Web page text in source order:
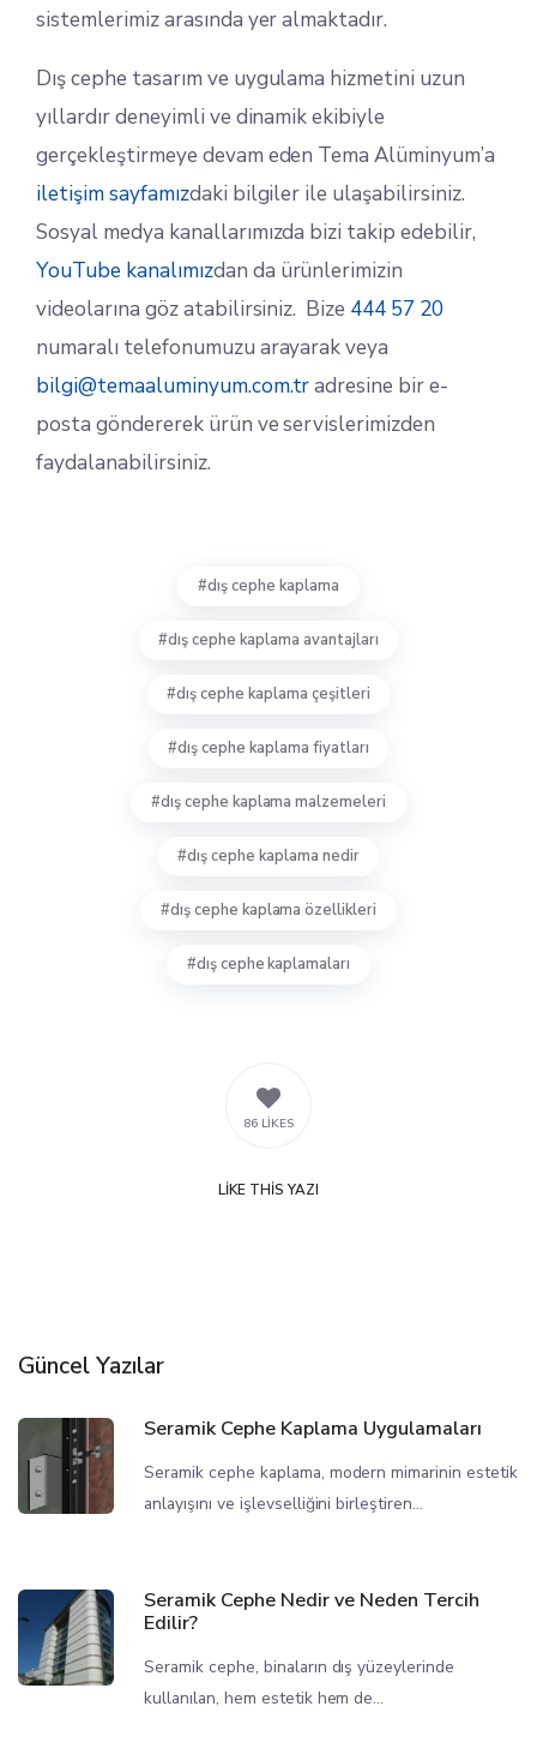
sistemlerimiz arasında yer almaktadır.
Dış cephe tasarım ve uygulama hizmetini uzun
yıllardır deneyimli ve dinamik ekibiyle
gerçekleştirmeye devam eden Tema Alüminyum’a
iletişim sayfamızdaki bilgiler ile ulaşabilirsiniz.
Sosyal medya kanallarımızda bizi takip edebilir,
YouTube kanalımızdan da ürünlerimizin
videolarına göz atabilirsiniz. Bize 444 57 20
numaralı telefonumuzu arayarak veya
bilgi@temaaluminyum.com.tradresine bir e-
posta göndererek ürün ve servislerimizden
faydalanabilirsiniz.
dış cephe kaplama
dış cephe kaplama avantajları
dış cephe kaplama çeşitleri
dış cephe kaplama fiyatları
dış cephe kaplama malzemeleri
dış cephe kaplama nedir
dış cephe kaplama özellikleri
dış cephe kaplamaları
86 LIKES
LIKE THIS YAZI
Güncel Yazılar
Seramik Cephe Kaplama Uygulamaları
Seramik cephe kaplama, modern mimarinin estetik
anlayışını ve işlevselliğini birleştiren...
Seramik Cephe Nedir ve Neden Tercih
Edilir?
Seramik cephe, binaların dış yüzeylerinde
kullanılan, hem estetik hem de...